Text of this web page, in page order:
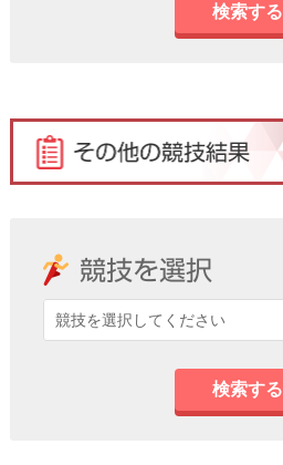
検索する
検索する